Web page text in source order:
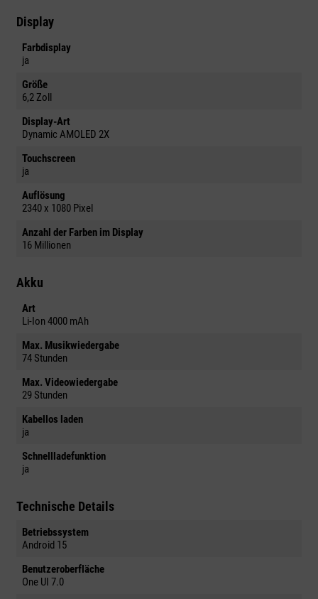
Display
Farbdisplay
ja
Größe
6,2 Zoll
Display-Art
Dynamic AMOLED 2X
Touchscreen
ja
Auflösung
2340 x 1080 Pixel
Anzahl der Farben im Display
16 Millionen
Akku
Art
Li-Ion 4000 mAh
Max. Musikwiedergabe
74 Stunden
Max. Videowiedergabe
29 Stunden
Kabellos laden
ja
Schnellladefunktion
ja
Technische Details
Betriebssystem
Android 15
Benutzeroberfläche
One UI 7.0